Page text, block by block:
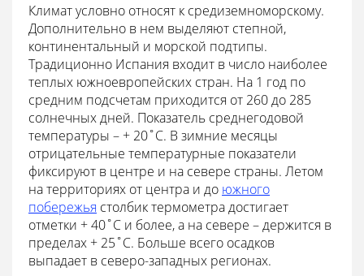
Климат условно относят к средиземноморскому.
Дополнительно в нем выделяют степной,
континентальный и морской подтипы.
Традиционно Испания входит в число наиболее
теплых южноевропейских стран. На 1 год по
средним подсчетам приходится от 260 до 285
солнечных дней. Показатель среднегодовой
температуры – + 20˚C. В зимние месяцы
отрицательные температурные показатели
фиксируют в центре и на севере страны. Летом
на территориях от центра и до южного
побережья столбик термометра достигает
отметки + 40˚C и более, а на севере – держится в
пределах + 25˚C. Больше всего осадков
выпадает в северо-западных регионах.